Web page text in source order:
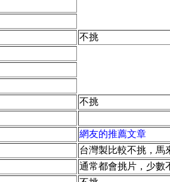
不挑
不挑
網友的推薦文章
台灣製比較不挑，馬
通常都會挑片，少數